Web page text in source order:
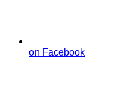
on Facebook